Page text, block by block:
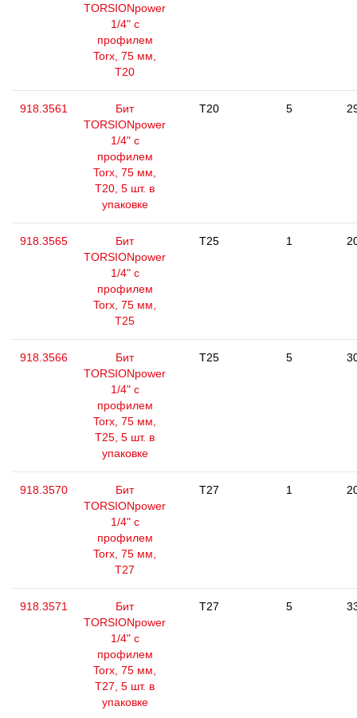
TORSIONpower
1/4" с
профилем
Torx, 75 мм,
Т20
918.3561
Бит
TORSIONpower
1/4" с
профилем
Torx, 75 мм,
Т20, 5 шт. в
упаковке
T20 5
918.3565
Бит
TORSIONpower
1/4" с
профилем
Torx, 75 мм,
Т25
T25 1
918.3566
Бит
TORSIONpower
1/4" с
профилем
Torx, 75 мм,
Т25, 5 шт. в
упаковке
T25 5
918.3570
Бит
TORSIONpower
1/4" с
профилем
Torx, 75 мм,
Т27
T27 1
918.3571
Бит
TORSIONpower
1/4" с
профилем
Torx, 75 мм,
Т27, 5 шт. в
упаковке
T27 5